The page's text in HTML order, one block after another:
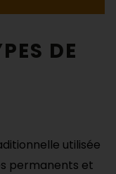
DE
utilisée
permanents et